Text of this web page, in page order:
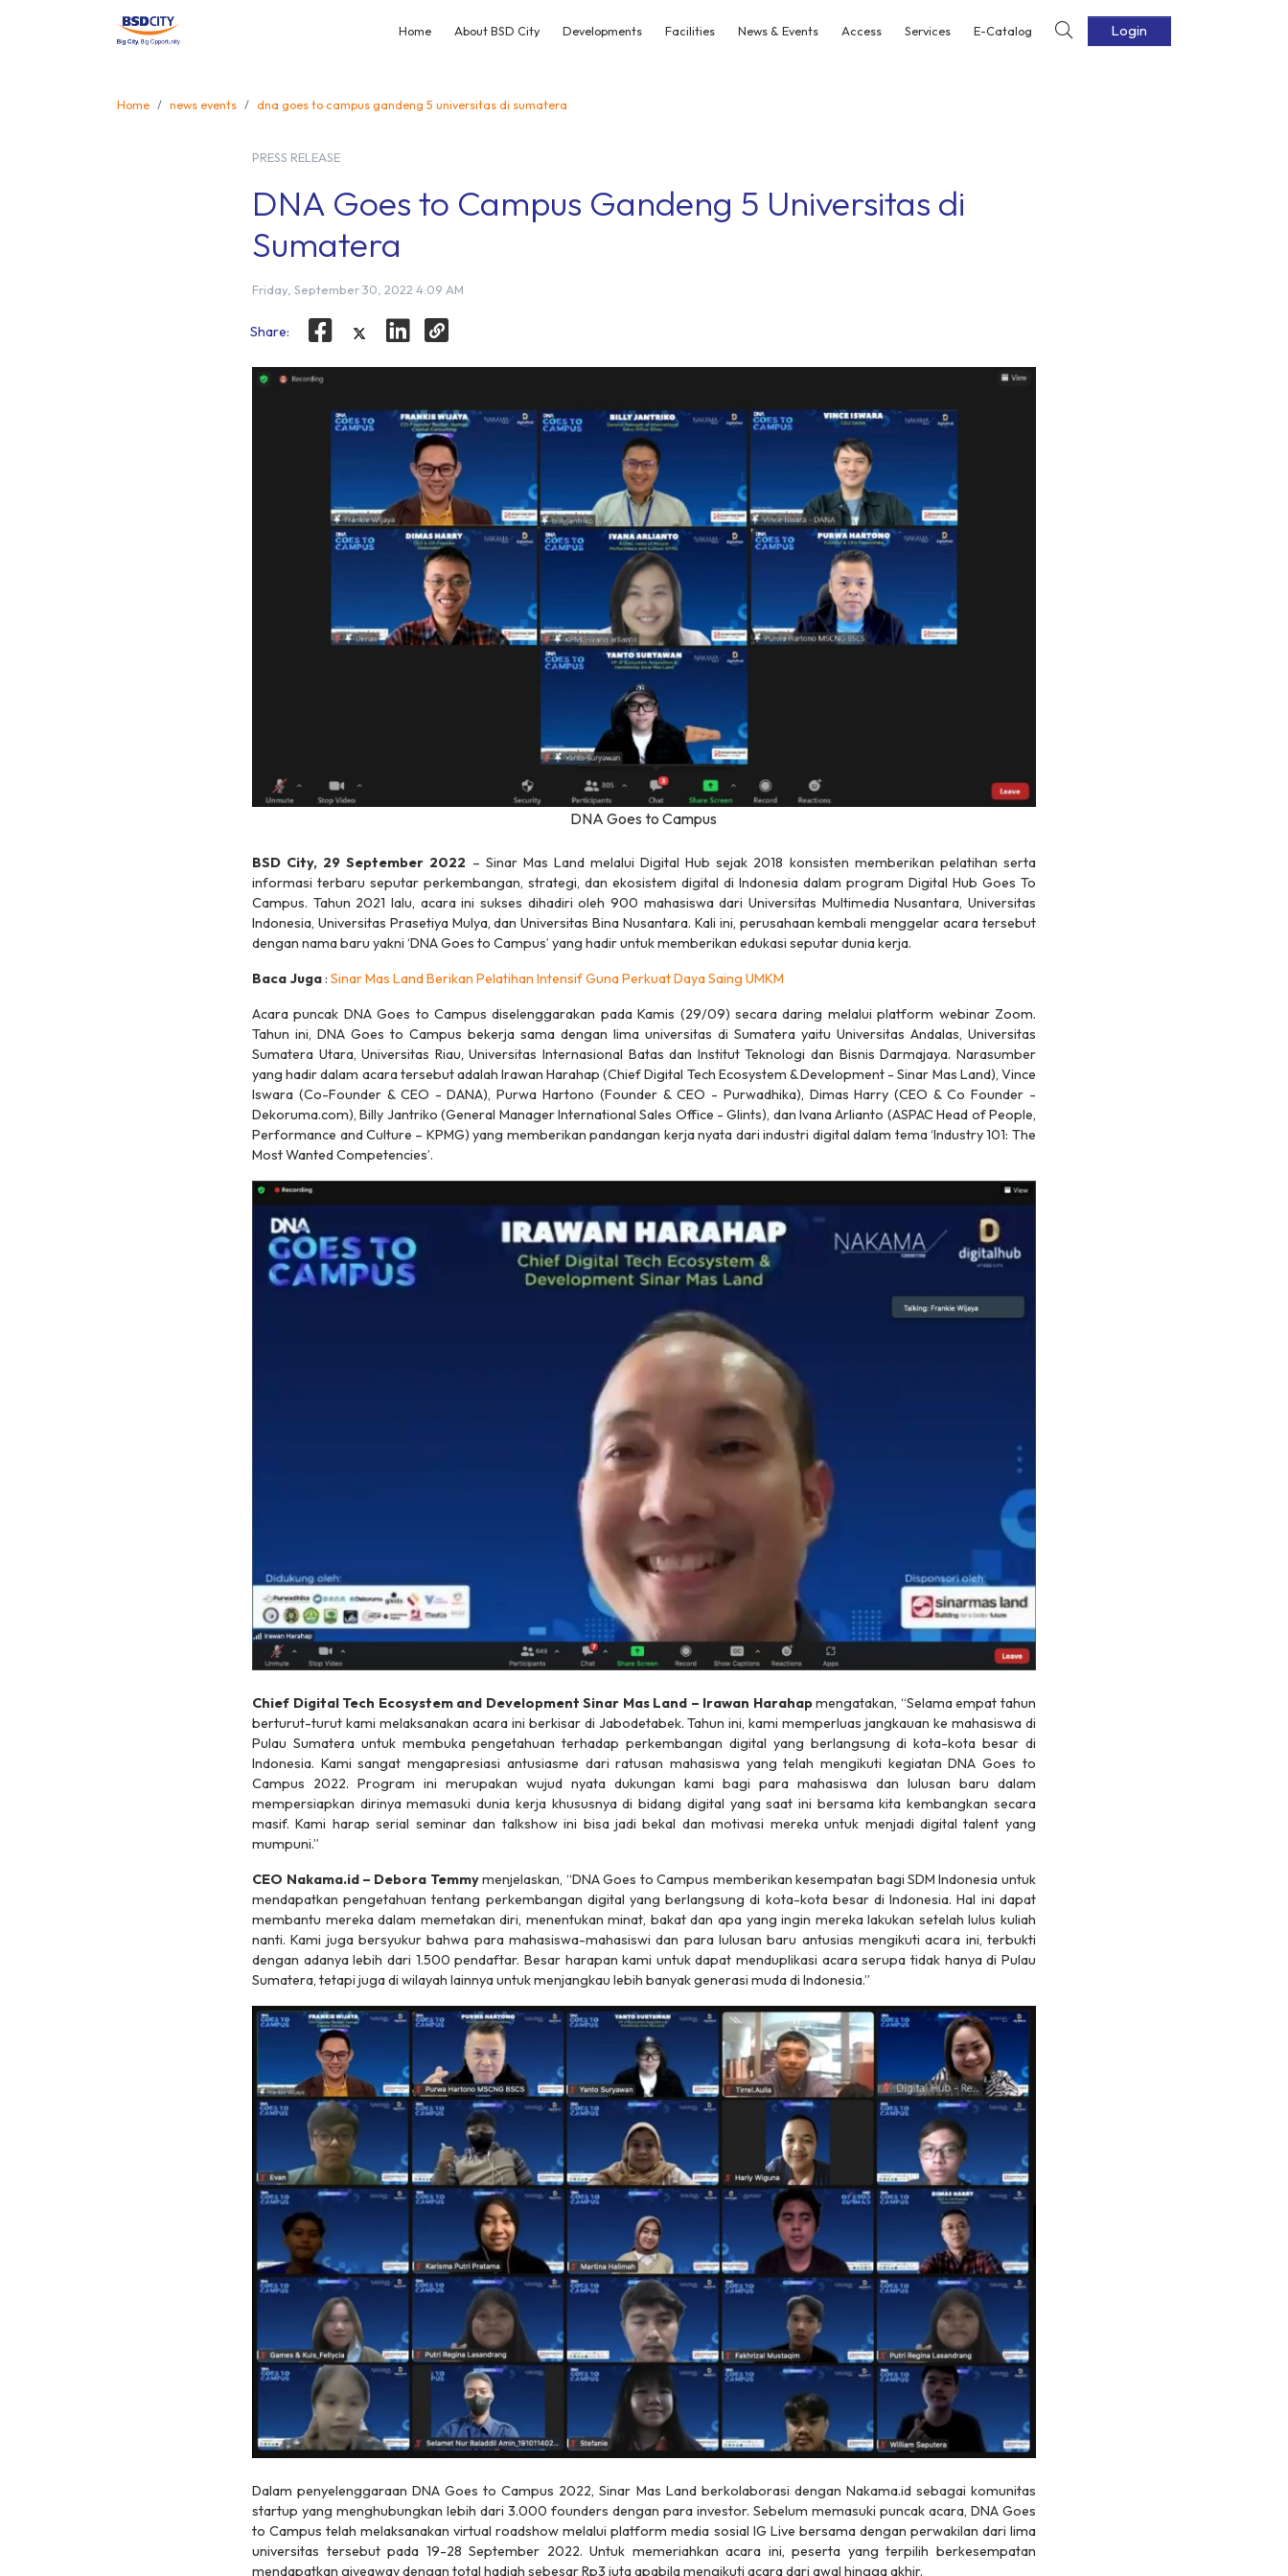
Home About BSD City Developments Facilities News & Events Access Services E-Catalog Login
Home news events dna goes to campus gandeng 5 universitas di sumatera
PRESS RELEASE
DNA Goes to Campus Gandeng 5 Universitas di
Sumatera
Friday, September 30, 2022 4:09 AM
Share:
DNA Goes to Campus
BSD City, 29 September 2022 – Sinar Mas Land melalui Digital Hub sejak 2018 konsisten memberikan pelatihan serta
informasi terbaru seputar perkembangan, strategi, dan ekosistem digital di Indonesia dalam program Digital Hub Goes To
Campus. Tahun 2021 lalu, acara ini sukses dihadiri oleh 900 mahasiswa dari Universitas Multimedia Nusantara, Universitas
Indonesia, Universitas Prasetiya Mulya, dan Universitas Bina Nusantara. Kali ini, perusahaan kembali menggelar acara tersebut
dengan nama baru yakni ‘DNA Goes to Campus’ yang hadir untuk memberikan edukasi seputar dunia kerja.
Baca Juga:Sinar Mas Land Berikan Pelatihan Intensif Guna Perkuat Daya Saing UMKM
Acara puncak DNA Goes to Campus diselenggarakan pada Kamis (29/09) secara daring melaluiplatform webinar Zoom.
Tahun ini, DNA Goes to Campus bekerja sama dengan lima universitas di Sumatera yaitu Universitas Andalas, Universitas
Sumatera Utara, Universitas Riau, Universitas Internasional Batas dan Institut Teknologi dan Bisnis Darmajaya. Narasumber
yang hadir dalam acara tersebut adalah Irawan Harahap (Chief Digital Tech Ecosystem & Development - Sinar Mas Land), Vince
Iswara (Co-Founder & CEO - DANA), Purwa Hartono (Founder & CEO - Purwadhika), Dimas Harry (CEO & Co Founder -
Dekoruma.com), Billy Jantriko (General Manager International Sales Office - Glints), dan Ivana Arlianto (ASPAC Head of People,
Performance and Culture – KPMG) yang memberikan pandangan kerja nyata dari industri digital dalam tema‘Industry 101: The
Most Wanted Competencies’.
Chief Digital Tech Ecosystem and Development Sinar Mas Land – Irawan Harahapmengatakan, “Selama empat tahun
berturut-turut kami melaksanakan acara ini berkisar di Jabodetabek. Tahun ini, kami memperluas jangkauan ke mahasiswa di
Pulau Sumatera untuk membuka pengetahuan terhadap perkembangan digital yang berlangsung di kota-kota besar di
Indonesia. Kami sangat mengapresiasi antusiasme dari ratusan mahasiswa yang telah mengikuti kegiatan DNA Goes to
Campus 2022. Program ini merupakan wujud nyata dukungan kami bagi para mahasiswa dan lulusan baru dalam
mempersiapkan dirinya memasuki dunia kerja khususnya di bidang digital yang saat ini bersama kita kembangkan secara
masif. Kami harap serial seminar dan talkshowini bisa jadi bekal dan motivasi mereka untuk menjadidigital talent yang
mumpuni.”
CEO Nakama.id – Debora Temmymenjelaskan, “DNA Goes to Campus memberikan kesempatan bagi SDM Indonesia untuk
mendapatkan pengetahuan tentang perkembangan digital yang berlangsung di kota-kota besar di Indonesia. Hal ini dapat
membantu mereka dalam memetakan diri, menentukan minat, bakat dan apa yang ingin mereka lakukan setelah lulus kuliah
nanti. Kami juga bersyukur bahwa para mahasiswa-mahasiswi dan para lulusan baru antusias mengikuti acara ini, terbukti
dengan adanya lebih dari 1.500 pendaftar. Besar harapan kami untuk dapat menduplikasi acara serupa tidak hanya di Pulau
Sumatera, tetapi juga di wilayah lainnya untuk menjangkau lebih banyak generasi muda di Indonesia.”
Dalam penyelenggaraan DNA Goes to Campus 2022, Sinar Mas Land berkolaborasi dengan Nakama.id sebagai komunitas
startup yang menghubungkan lebih dari 3.000 founders dengan para investor. Sebelum memasuki puncak acara, DNA Goes
to Campus telah melaksanakan virtualroadshow melaluiplatform media sosial IG Live bersama dengan perwakilan dari lima
universitas tersebut pada 19-28 September 2022. Untuk memeriahkan acara ini, peserta yang terpilih berkesempatan
mendapatkangiveawaydengan total hadiah sebesar Rp3 juta apabila mengikuti acara dari awal hingga akhir.